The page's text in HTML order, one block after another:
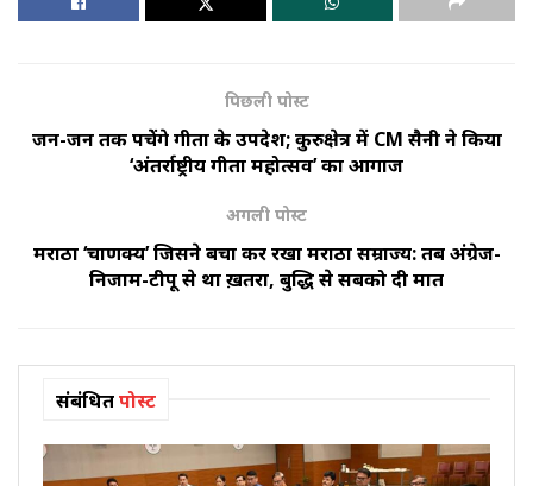
पिछली पोस्ट
जन-जन तक पहुंचेंगे गीता के उपदेश; कुरुक्षेत्र में CM सैनी ने किया
‘अंतर्राष्ट्रीय गीता महोत्सव’ का आगाज
अगली पोस्ट
मराठा ‘चाणक्य’ जिसने बचा कर रखा मराठा सम्राज्य: तब अंग्रेज-
निजाम-टीपू से था ख़तरा, बुद्धि से सबको दी मात
संबंधितपोस्ट